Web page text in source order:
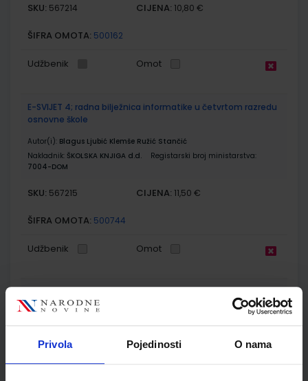
Privola Pojedinosti O nama
SKU: 567214 CIJENA: 10,80 €
ŠIFRA OMOTA: 500162
Udžbenik Omot
E-SVIJET 4; radna bilježnica informatike u četvrtom razredu
osnovne škole
Autor(i): Blagus Ljubić Klemše Ružić Stančić
Nakladnik: ŠKOLSKA KNJIGA d.d.
Registarski broj ministarstva:
7004-DOM
SKU: 567215 CIJENA: 11,50 €
ŠIFRA OMOTA: 500744
Udžbenik Omot
osnovne škole s dodatnim digitalnim sadržajima
Autor(i):Ćorić Bakarić Palička Križanac Lukša
Nakladnik:ŠKOLSKA KNJIGA d.d. Registarski broj ministarstva:7617
SKU:569087